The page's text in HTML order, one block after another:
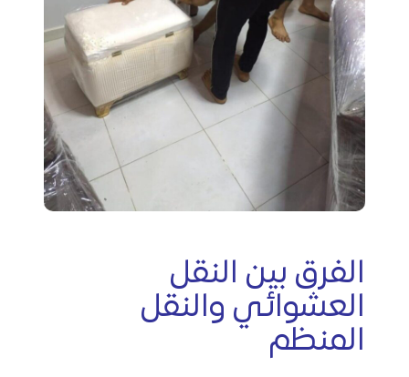
الفرق بين النقل
العشوائي والنقل
المنظم